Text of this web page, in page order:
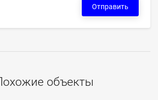
Отправить
объекты